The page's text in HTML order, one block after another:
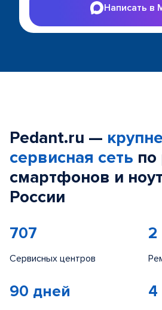
Написать в
Pedant.ru —
сервисная сеть по
смартфонов и
России
707
Сервисных центров
90 дней 4